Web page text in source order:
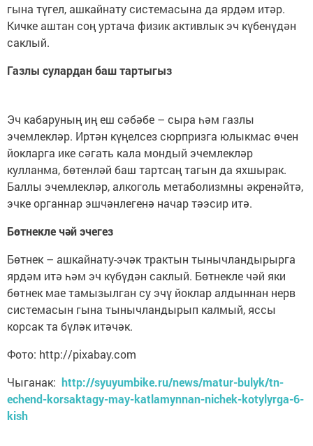
гына түгел, ашкайнату системасына да ярдәм итәр.
Кичке аштан соң уртача физик активлык эч күбенүдән
саклый.
Газлы сулардан баш тартыгыз
Эч кабаруның иң еш сәбәбе – сыра һәм газлы
эчемлекләр. Иртән күңелсез сюрпризга юлыкмас өчен
йокларга ике сәгать кала мондый эчемлекләр
кулланма, бөтенләй баш тартсаң тагын да яхшырак.
Баллы эчемлекләр, алкоголь метаболизмны әкренәйтә,
эчке органнар эшчәнлегенә начар тәэсир итә.
Бөтнекле чәй эчегез
Бөтнек – ашкайнату-эчәк трактын тынычландырырга
ярдәм итә һәм эч күбүдән саклый. Бөтнекле чәй яки
бөтнек мае тамызылган су эчү йоклар алдыннан нерв
системасын гына тынычландырып калмый, яссы
корсак та бүләк итәчәк.
Фото: http://pixabay.com
Чыганак: http://syuyumbike.ru/news/matur-bulyk/tn-
echend-korsaktagy-may-katlamynnan-nichek-kotylyrga-6-
kish